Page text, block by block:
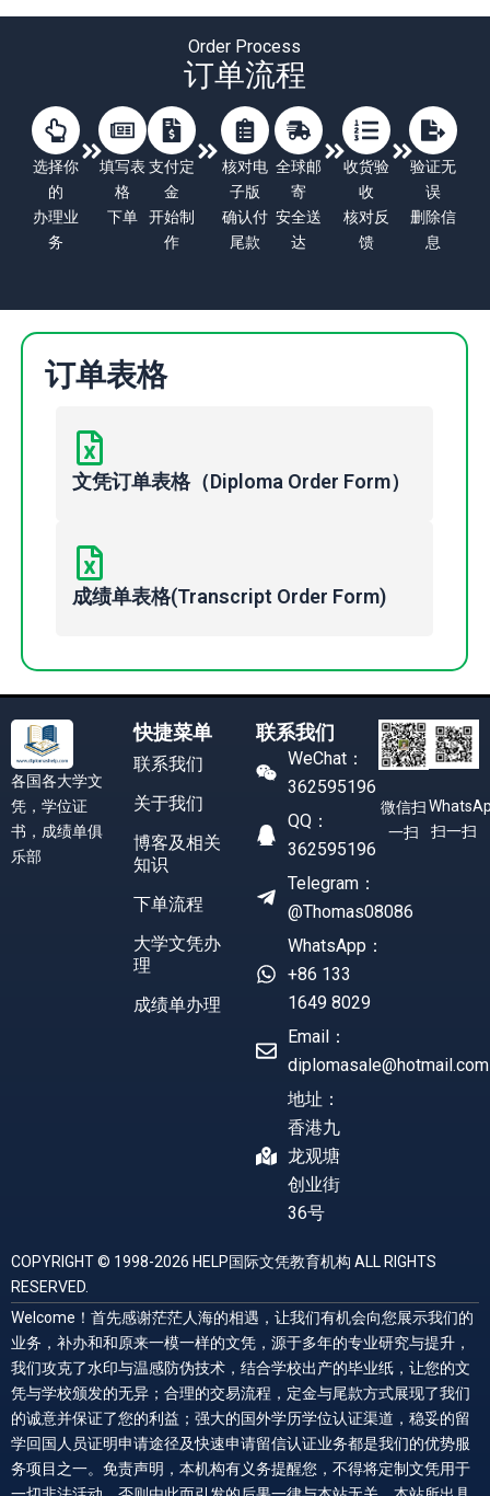
Order Process
订单流程
选择你
的
办理业
务
填写表
格
下单
支付定
金
开始制
作
核对电
子版
确认付
尾款
全球邮
寄
安全送
达
收货验
收
核对反
馈
验证无
误
删除信
息
订单表格
文凭订单表格（Diploma Order Form）
成绩单表格(Transcript Order Form)
各国各大学文
凭，学位证
书，成绩单俱
乐部
快捷菜单
联系我们
关于我们
博客及相关
知识
下单流程
大学文凭办
理
成绩单办理
联系我们
WeChat：
362595196
QQ：
362595196
Telegram：
@Thomas08086
WhatsApp：
+86 133
1649 8029
Email：
diplomasale@hotmail.com
地址：
香港九
龙观塘
创业街
36号
微信扫
一扫
扫一扫
COPYRIGHT © 1998-2026 HELP国际文凭教育机构 ALL RIGHTS
RESERVED.
Welcome！首先感谢茫茫人海的相遇，让我们有机会向您展示我们的
业务，补办和和原来一模一样的文凭，源于多年的专业研究与提升，
我们攻克了水印与温感防伪技术，结合学校出产的毕业纸，让您的文
凭与学校颁发的无异；合理的交易流程，定金与尾款方式展现了我们
的诚意并保证了您的利益；强大的国外学历学位认证渠道，稳妥的留
学回国人员证明申请途径及快速申请留信认证业务都是我们的优势服
务项目之一。免责声明，本机构有义务提醒您，不得将定制文凭用于